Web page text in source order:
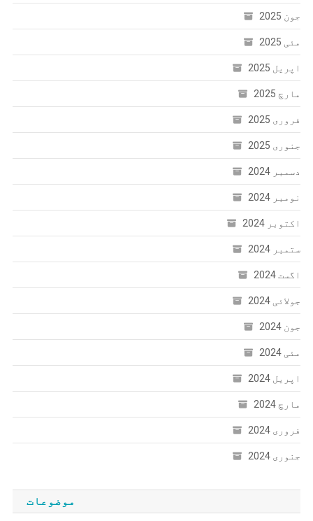
جون 2025
مئی 2025
اپریل 2025
مارچ 2025
فروری 2025
جنوری 2025
دسمبر 2024
نومبر 2024
اکتوبر 2024
ستمبر 2024
اگست 2024
جولائی 2024
جون 2024
مئی 2024
اپریل 2024
مارچ 2024
فروری 2024
جنوری 2024
موضوعات